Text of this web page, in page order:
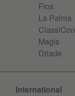
Flos
La Palma
ClassiCon
Magis
Driade
International